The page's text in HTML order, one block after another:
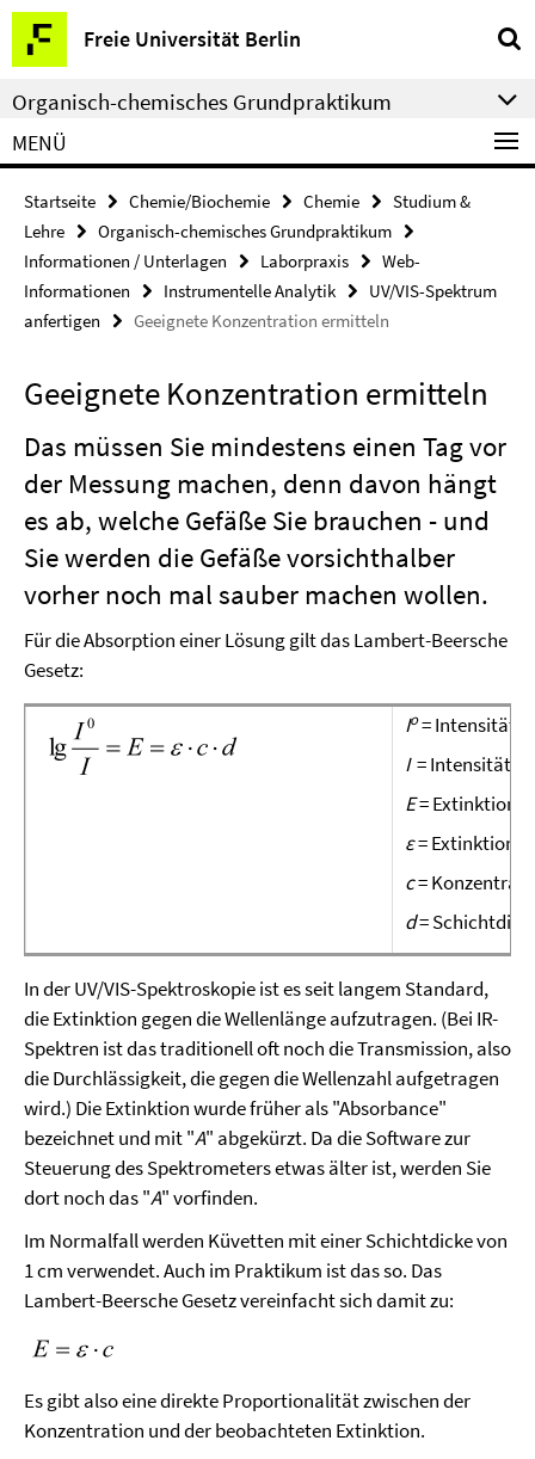
Springe
direkt
zu
Inhalt
Freie Universität Berlin
Service-
Navigation
Organisch-chemisches Grundpraktikum
MENÜ
Startseite Chemie/Biochemie Chemie
Studium &
Lehre
Organisch-chemisches Grundpraktikum
Informationen / Unterlagen
Laborpraxis
Web-
Informationen
Instrumentelle Analytik
UV/VIS-Spektrum
anfertigen
Geeignete Konzentration ermitteln
Geeignete Konzentration ermitteln
Das müssen Sie mindestens einen Tag vor
der Messung machen, denn davon hängt
es ab, welche Gefäße Sie brauchen - und
Sie werden die Gefäße vorsichthalber
vorher noch mal sauber machen wollen.
Für die Absorption einer Lösung gilt das Lambert-Beersche
Gesetz:
Io= Intensität
I= Intensität
E= Extinktion
ε=
c=
d=
In der UV/VIS-Spektroskopie ist es seit langem Standard,
die Extinktion gegen die Wellenlänge aufzutragen. (Bei IR-
Spektren ist das traditionell oft noch die Transmission, also
die Durchlässigkeit, die gegen die Wellenzahl aufgetragen
wird.) Die Extinktion wurde früher als "Absorbance"
bezeichnet und mit "A" abgekürzt. Da die Software zur
Steuerung des Spektrometers etwas älter ist, werden Sie
dort noch das "A" vorfinden.
Im Normalfall werden Küvetten mit einer Schichtdicke von
1 cm verwendet. Auch im Praktikum ist das so. Das
Lambert-Beersche Gesetz vereinfacht sich damit zu:
Es gibt also eine direkte Proportionalität zwischen der
Konzentration und der beobachteten Extinktion.